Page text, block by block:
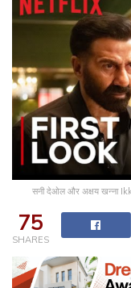
सनी देओल और अक्षय खन्ना
75
SHARES